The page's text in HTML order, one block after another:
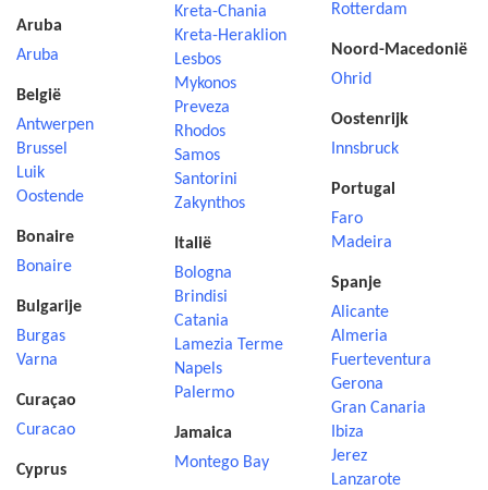
Aruba
Aruba
België
Antwerpen
Brussel
Luik
Oostende
Bonaire
Bonaire
Bulgarije
Burgas
Varna
Curaçao
Curacao
Cyprus
Kreta-Chania
Kreta-Heraklion
Lesbos
Mykonos
Preveza
Rhodos
Samos
Santorini
Zakynthos
Italië
Bologna
Brindisi
Catania
Lamezia Terme
Napels
Palermo
Jamaica
Montego Bay
Rotterdam
Noord-Macedonië
Ohrid
Oostenrijk
Innsbruck
Portugal
Faro
Madeira
Spanje
Alicante
Almeria
Fuerteventura
Gerona
Gran Canaria
Ibiza
Jerez
Lanzarote